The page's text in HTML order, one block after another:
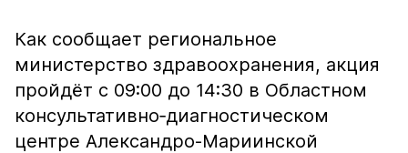
Как сообщает региональное
министерство здравоохранения, акция
пройдёт с 09:00 до 14:30 в Областном
консультативно‑диагностическом
центре Александро-Мариинской